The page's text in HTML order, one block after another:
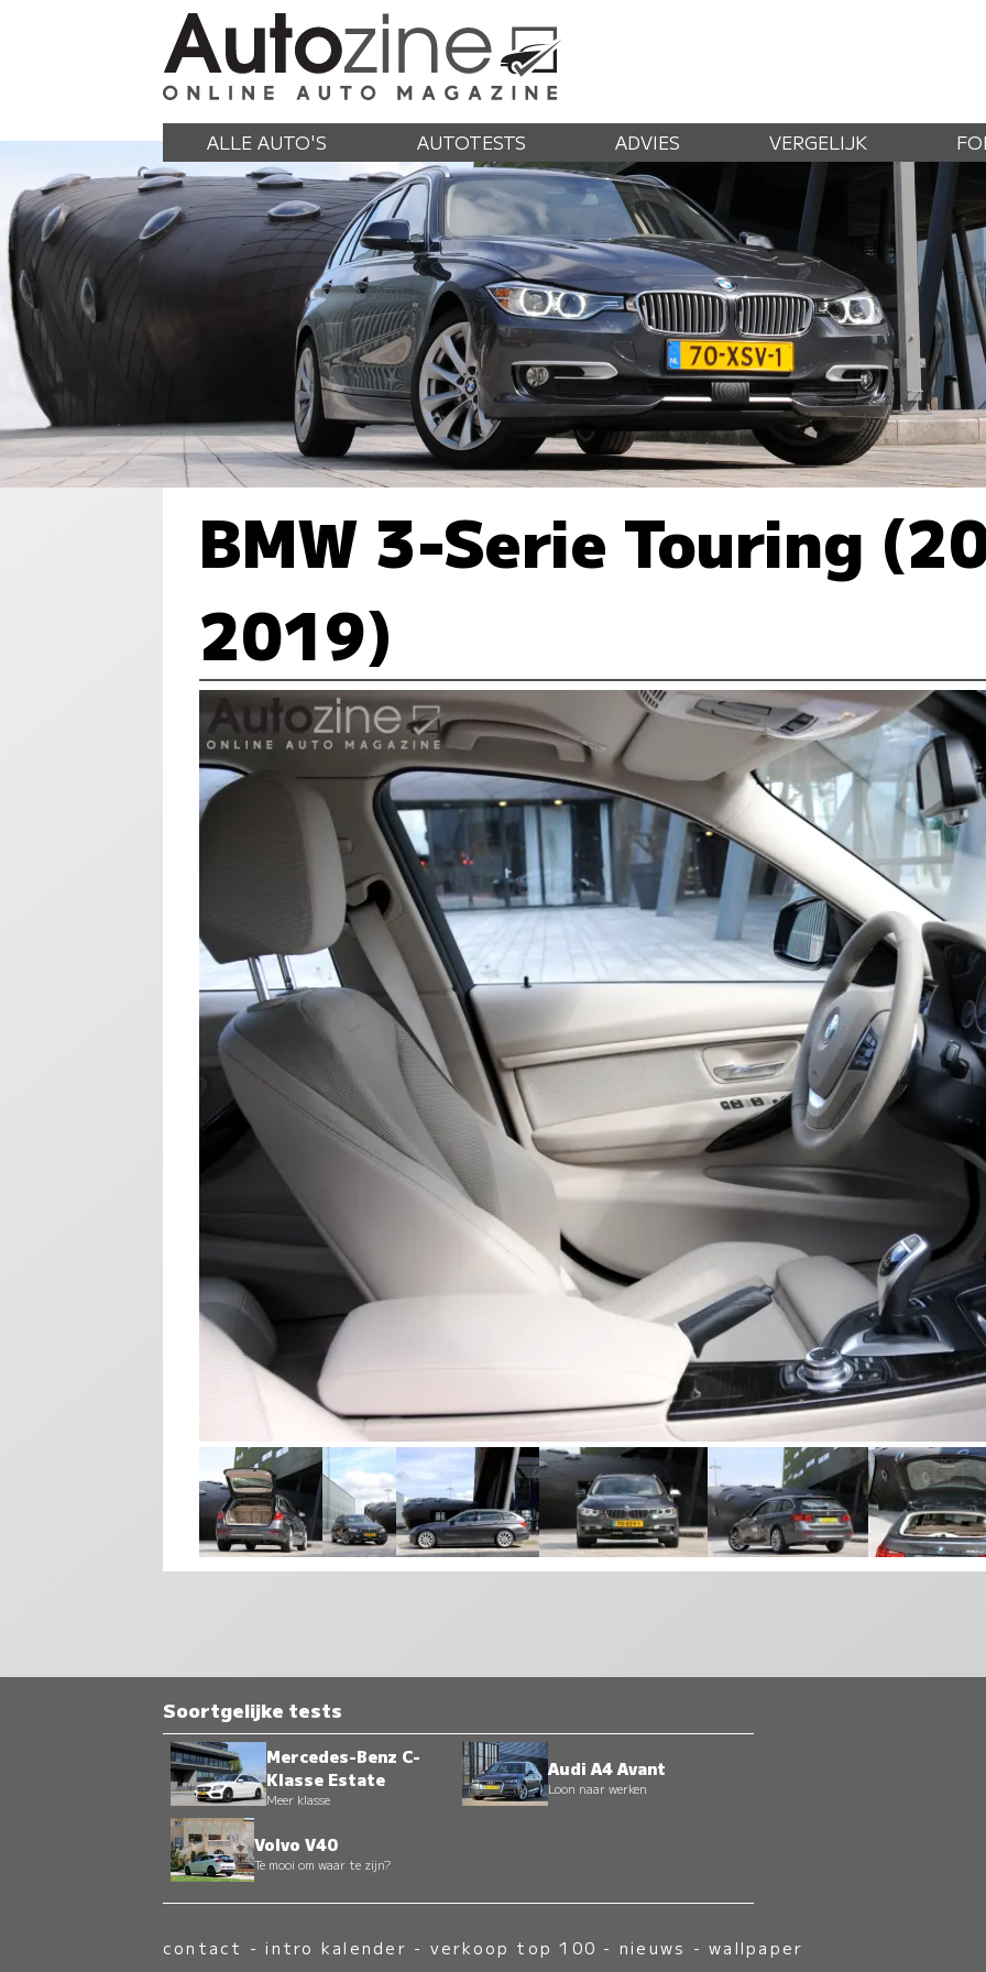
ALLE AUTO'S AUTOTESTS ADVIES VERGELIJK
BMW 3-Serie Touring
2019)
Soortgelijke tests
Mercedes-Benz C-
Klasse Estate
Meer klasse
Audi A4 Avant
Loon naar werken
Volvo V40
Te mooi om waar te zijn?
contact -intro kalender - verkoop top 100 - nieuws -wallpaper